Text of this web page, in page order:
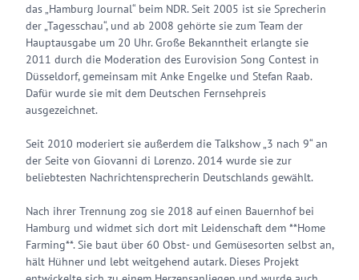
das „Hamburg Journal“ beim NDR. Seit 2005 ist sie Sprecherin
der „Tagesschau“, und ab 2008 gehörte sie zum Team der
Hauptausgabe um 20 Uhr. Große Bekanntheit erlangte sie
2011 durch die Moderation des Eurovision Song Contest in
Düsseldorf, gemeinsam mit Anke Engelke und Stefan Raab.
Dafür wurde sie mit dem Deutschen Fernsehpreis
ausgezeichnet.
Seit 2010 moderiert sie außerdem die Talkshow „3 nach 9“ an
der Seite von Giovanni di Lorenzo. 2014 wurde sie zur
beliebtesten Nachrichtensprecherin Deutschlands gewählt.
Nach ihrer Trennung zog sie 2018 auf einen Bauernhof bei
Hamburg und widmet sich dort mit Leidenschaft dem **Home
Farming**. Sie baut über 60 Obst- und Gemüsesorten selbst an,
hält Hühner und lebt weitgehend autark. Dieses Projekt